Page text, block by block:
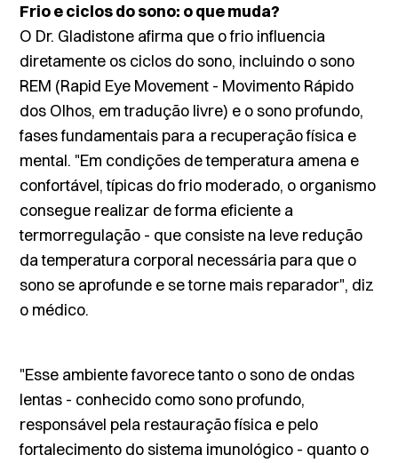
Frio e ciclos do sono: o que muda?
O Dr. Gladistone afirma que o frio influencia
diretamente os ciclos do sono, incluindo o sono
REM (Rapid Eye Movement - Movimento Rápido
dos Olhos, em tradução livre) e o sono profundo,
fases fundamentais para a recuperação física e
mental. "Em condições de temperatura amena e
confortável, típicas do frio moderado, o organismo
consegue realizar de forma eficiente a
termorregulação - que consiste na leve redução
da temperatura corporal necessária para que o
sono se aprofunde e se torne mais reparador", diz
o médico.
"Esse ambiente favorece tanto o sono de ondas
lentas - conhecido como sono profundo,
responsável pela restauração física e pelo
fortalecimento do sistema imunológico - quanto o